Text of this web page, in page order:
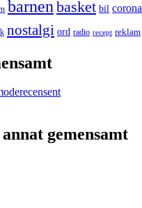
barnen basket bil corona
nostalgi ord radio recept reklam
gemensamt